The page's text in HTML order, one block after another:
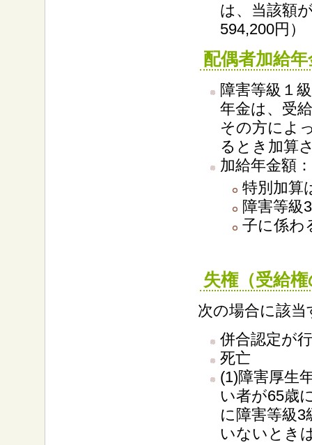
は、当該額
594,200円）
配偶者加給
障害等級１
年金は、受
その方によ
るとき加算
加給年金額
特別加算
障害等級
子に係わ
失権（受給
次の場合に該
併合認定が
死亡
(1)障害厚生
い者が65歳
に障害等級
いないとき